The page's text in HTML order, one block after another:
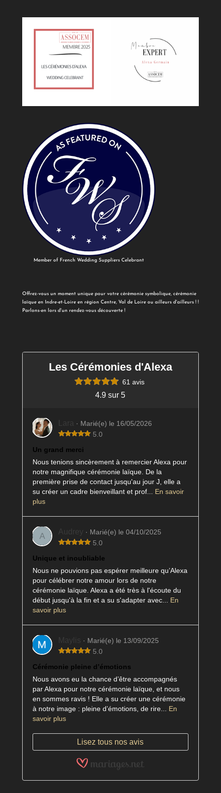
Member of French Wedding Suppliers Celebrant
Offrez-vous un moment unique pour votre cérémonie symbolique, cérémonie
laïque en Indre-et-Loire en région Centre, Val de Loire ou ailleurs d'ailleurs ! !
Parlons-en lors d'un rendez-vous découverte !
Les Cérémonies d'Alexa
61 avis
4.9 sur 5
Lara · Marié(e) le 16/05/2026
5.0
Un grand merci
Nous tenions sincèrement à remercier Alexa pour
notre magnifique cérémonie laïque. De la
première prise de contact jusqu'au jour J, elle a
su créer un cadre bienveillant et prof... En savoir
plus
A Audrey
· Marié(e) le 04/10/2025
5.0
Unique et inoubliable
Nous ne pouvions pas espérer meilleure qu’Alexa
pour célébrer notre amour lors de notre
cérémonie laïque. Alexa a été très à l'écoute du
début jusqu'à la fin et a su s'adapter avec... En
savoir plus
Maylis · Marié(e) le 13/09/2025
5.0
Cérémonie pleine d’émotions
Nous avons eu la chance d’être accompagnés
par Alexa pour notre cérémonie laïque, et nous
en sommes ravis ! Elle a su créer une cérémonie
à notre image : pleine d’émotions, de rire... En
savoir plus
Lisez tous nos avis